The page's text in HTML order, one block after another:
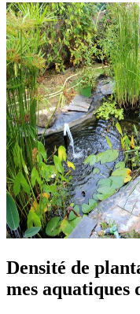
Densité de
mes aquatiques